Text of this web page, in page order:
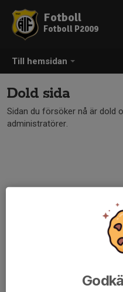
Till hemsidan
Fotboll
Fotboll P2009
Dold sida
Sidan du försöker nå är dold
administratörer.